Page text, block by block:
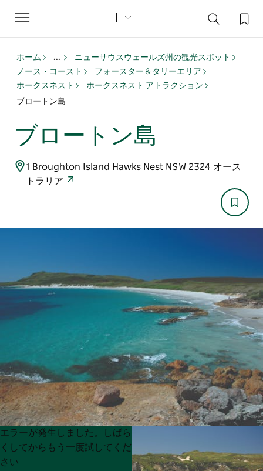
Toggle
navigation
ホーム ...
ニューサウスウェールズ州の観光スポット
ノース・コースト
フォースター＆タリーエリア
ホークスネスト
ホークスネスト アトラクション
ブロートン島
ブロートン島
1 Broughton Island Hawks Nest NSW 2324 オース
トラリア
Product
List
Product
List
エラーが発生しました。しばら
くしてからもう一度試してくだ
さい